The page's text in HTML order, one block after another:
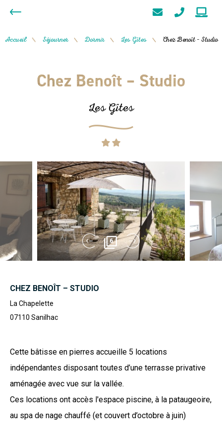
Accueil / Séjourner / Dormir / Les Gîtes / Chez Benoît – Studio
Chez Benoît – Studio
Les Gîtes
6
CHEZ BENOÎT – STUDIO
La Chapelette
07110 Sanilhac
Cette bâtisse en pierres accueille 5 locations
indépendantes disposant toutes d’une terrasse privative
aménagée avec vue sur la vallée.
Ces locations ont accès l'espace piscine, à la pataugeoire,
au spa de nage chauffé (et couvert d’octobre à juin)